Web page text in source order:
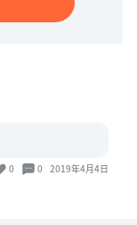
0 0 2019年4月4日